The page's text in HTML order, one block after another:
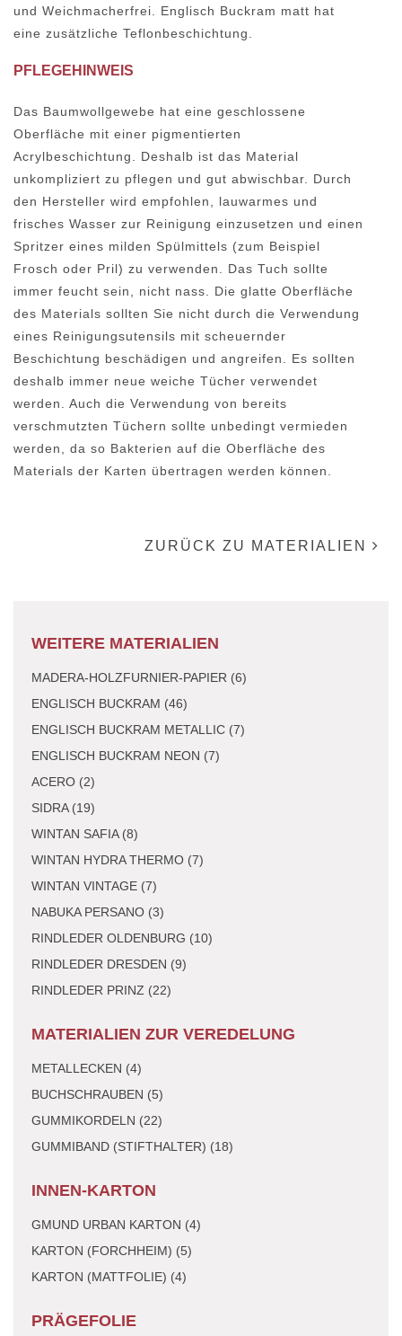
und Weichmacherfrei. Englisch Buckram matt hat
eine zusätzliche Teflonbeschichtung.
PFLEGEHINWEIS
Das Baumwollgewebe hat eine geschlossene
Oberfläche mit einer pigmentierten
Acrylbeschichtung. Deshalb ist das Material
unkompliziert zu pflegen und gut abwischbar. Durch
den Hersteller wird empfohlen, lauwarmes und
frisches Wasser zur Reinigung einzusetzen und einen
Spritzer eines milden Spülmittels (zum Beispiel
Frosch oder Pril) zu verwenden. Das Tuch sollte
immer feucht sein, nicht nass. Die glatte Oberfläche
des Materials sollten Sie nicht durch die Verwendung
eines Reinigungsutensils mit scheuernder
Beschichtung beschädigen und angreifen. Es sollten
deshalb immer neue weiche Tücher verwendet
werden. Auch die Verwendung von bereits
verschmutzten Tüchern sollte unbedingt vermieden
werden, da so Bakterien auf die Oberfläche des
Materials der Karten übertragen werden können.
ZURÜCK ZU MATERIALIEN
WEITERE MATERIALIEN
MADERA-HOLZFURNIER-PAPIER (6)
ENGLISCH BUCKRAM (46)
ENGLISCH BUCKRAM METALLIC (7)
ENGLISCH BUCKRAM NEON (7)
ACERO (2)
SIDRA (19)
WINTAN SAFIA (8)
WINTAN HYDRA THERMO (7)
WINTAN VINTAGE (7)
NABUKA PERSANO (3)
RINDLEDER OLDENBURG (10)
RINDLEDER DRESDEN (9)
RINDLEDER PRINZ (22)
MATERIALIEN ZUR VEREDELUNG
METALLECKEN (4)
BUCHSCHRAUBEN (5)
GUMMIKORDELN (22)
GUMMIBAND (STIFTHALTER) (18)
INNEN-KARTON
GMUND URBAN KARTON (4)
KARTON (FORCHHEIM) (5)
KARTON (MATTFOLIE) (4)
PRÄGEFOLIE